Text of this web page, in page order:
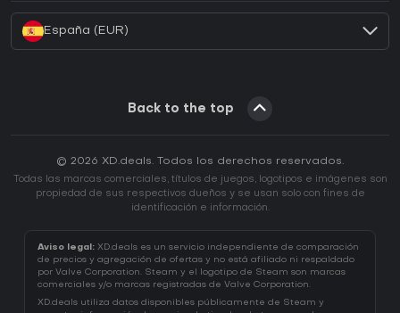
España (EUR)
Back to the top
© 2026 XD.deals. Todos los derechos reservados.
Todas las marcas comerciales, títulos de juegos, logotipos e imágenes son
propiedad de sus respectivos dueños y se usan solo con fines de
identificación e información.
Aviso legal: XD.deals es un servicio independiente de comparación
de precios y agregación de ofertas y no está afiliado ni respaldado
por Valve Corporation. Steam y el logotipo de Steam son marcas
comerciales y/o marcas registradas de Valve Corporation.
XD.deals utiliza datos disponibles públicamente de Steam y